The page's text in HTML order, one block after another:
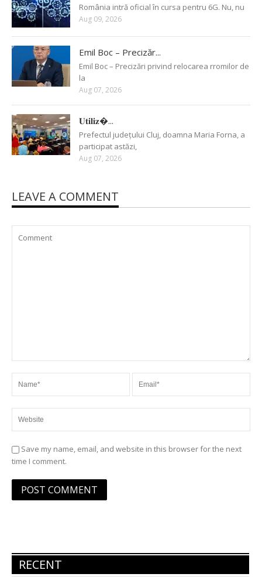
România intră oficial în cursa pentru 6G. Nu, nu
Aug 09, 2026
Emil Boc – Precizăr...
Emil Boc – Precizări privind relocarea rromilor de
la
Aug 07, 2026
𝐔𝐭𝐢𝐥𝐢𝐳�...
Prefectul județului Cluj, doamna Maria Forna, a
participat astăzi,
Aug 07, 2026
LEAVE A COMMENT
Save my name, email, and website in this browser for the next
time I comment.
RECENT